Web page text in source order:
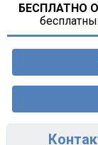
БЕСПЛАТНО